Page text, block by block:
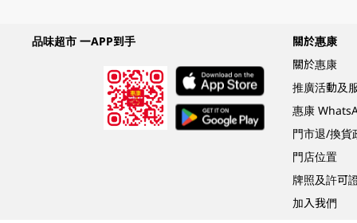
品味超市 一APP到手
關於惠康
關於惠康
推廣活動及
惠康
門市退/換貨
門店位置
牌照及許可
加入我們